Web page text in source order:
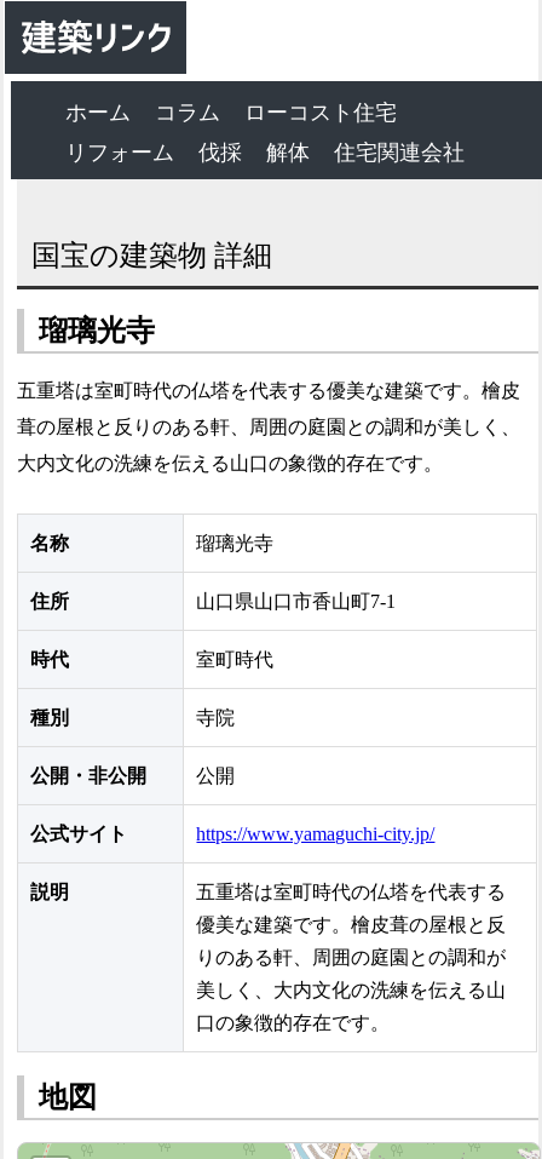
ホーム コラム
ローコスト住宅
リフォーム
伐採 解体 住宅関連会社
国宝の建築物 詳細
瑠璃光寺
五重塔は室町時代の仏塔を代表する優美な建築です。檜皮
葺の屋根と反りのある軒、周囲の庭園との調和が美しく、
大内文化の洗練を伝える山口の象徴的存在です。
名称 瑠璃光寺
住所 山口県山口市香山町7-1
時代 室町時代
種別 寺院
公開・非公開 公開
公式サイト https://www.yamaguchi-city.jp/
説明
五重塔は室町時代の仏塔を代表する
優美な建築です。檜皮葺の屋根と反
りのある軒、周囲の庭園との調和が
美しく、大内文化の洗練を伝える山
口の象徴的存在です。
地図